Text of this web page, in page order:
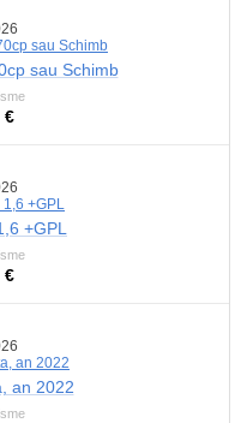
sau Schimb
€
+GPL
€
an 2022